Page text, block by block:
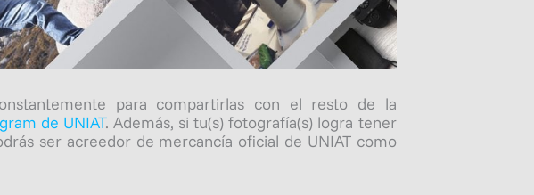
para compartirlas con el resto de la
de UNIAT. Además, si tu(s) fotografía(s) logra tener
ser acreedor de mercancía oficial de UNIAT como